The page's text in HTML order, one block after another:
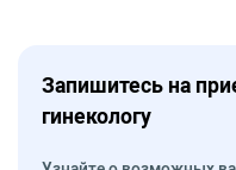
Запишитесь на
гинекологу